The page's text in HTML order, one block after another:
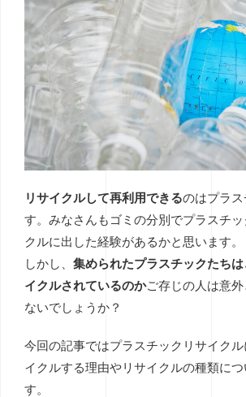
リサイクルして再利用できるのはプラ
す。みなさんもゴミの分別でプラスチ
クルに出した経験があるかと思います。
しかし、 集められたプラスチックたち
イクルされているのかご存じの人は意
ないでしょうか？
今回の記事ではプラスチックリサイク
イクルする理由やリサイクルの種類に
す。